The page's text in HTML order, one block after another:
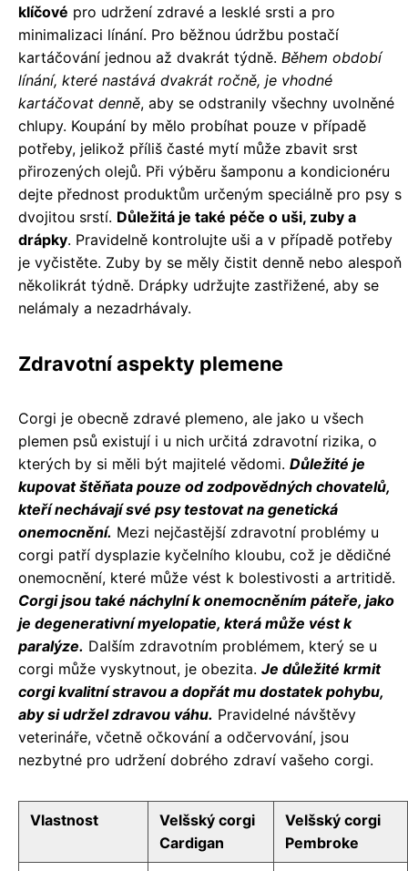
klíčové pro udržení zdravé a lesklé srsti a pro
minimalizaci línání. Pro běžnou údržbu postačí
kartáčování jednou až dvakrát týdně. Během období
línání, které nastává dvakrát ročně, je vhodné
kartáčovat denně, aby se odstranily všechny uvolněné
chlupy. Koupání by mělo probíhat pouze v případě
potřeby, jelikož příliš časté mytí může zbavit srst
přirozených olejů. Při výběru šamponu a kondicionéru
dejte přednost produktům určeným speciálně pro psy s
dvojitou srstí. Důležitá je také péče o uši, zuby a
drápky. Pravidelně kontrolujte uši a v případě potřeby
je vyčistěte. Zuby by se měly čistit denně nebo alespoň
několikrát týdně. Drápky udržujte zastřižené, aby se
nelámaly a nezadrhávaly.
Zdravotní aspekty plemene
Corgi je obecně zdravé plemeno, ale jako u všech
plemen psů existují i u nich určitá zdravotní rizika, o
kterých by si měli být majitelé vědomi. Důležité je
kupovat štěňata pouze od zodpovědných chovatelů,
kteří nechávají své psy testovat na genetická
onemocnění. Mezi nejčastější zdravotní problémy u
corgi patří dysplazie kyčelního kloubu, což je dědičné
onemocnění, které může vést k bolestivosti a artritidě.
Corgi jsou také náchylní k onemocněním páteře, jako
je degenerativní myelopatie, která může vést k
paralýze. Dalším zdravotním problémem, který se u
corgi může vyskytnout, je obezita. Je důležité krmit
corgi kvalitní stravou a dopřát mu dostatek pohybu,
aby si udržel zdravou váhu. Pravidelné návštěvy
veterináře, včetně očkování a odčervování, jsou
nezbytné pro udržení dobrého zdraví vašeho corgi.
Vlastnost
Velšský corgi
Cardigan
Velšský corgi
Pembroke